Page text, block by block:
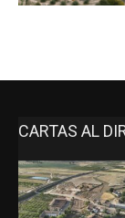
CARTAS AL